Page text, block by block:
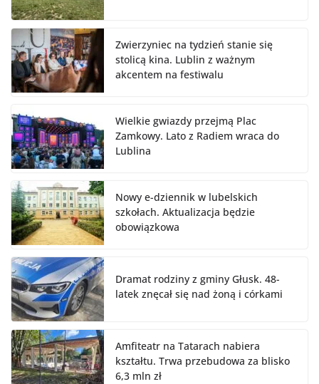
Zwierzyniec na tydzień stanie się
stolicą kina. Lublin z ważnym
akcentem na festiwalu
Wielkie gwiazdy przejmą Plac
Zamkowy. Lato z Radiem wraca do
Lublina
Nowy e-dziennik w lubelskich
szkołach. Aktualizacja będzie
obowiązkowa
Dramat rodziny z gminy Głusk. 48-
latek znęcał się nad żoną i córkami
Amfiteatr na Tatarach nabiera
kształtu. Trwa przebudowa za blisko
6,3 mln zł